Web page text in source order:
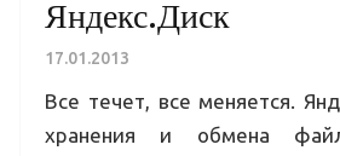
Яндекс.Диск
17.01.2013
Все течет, все меняется.
хранения и обмена